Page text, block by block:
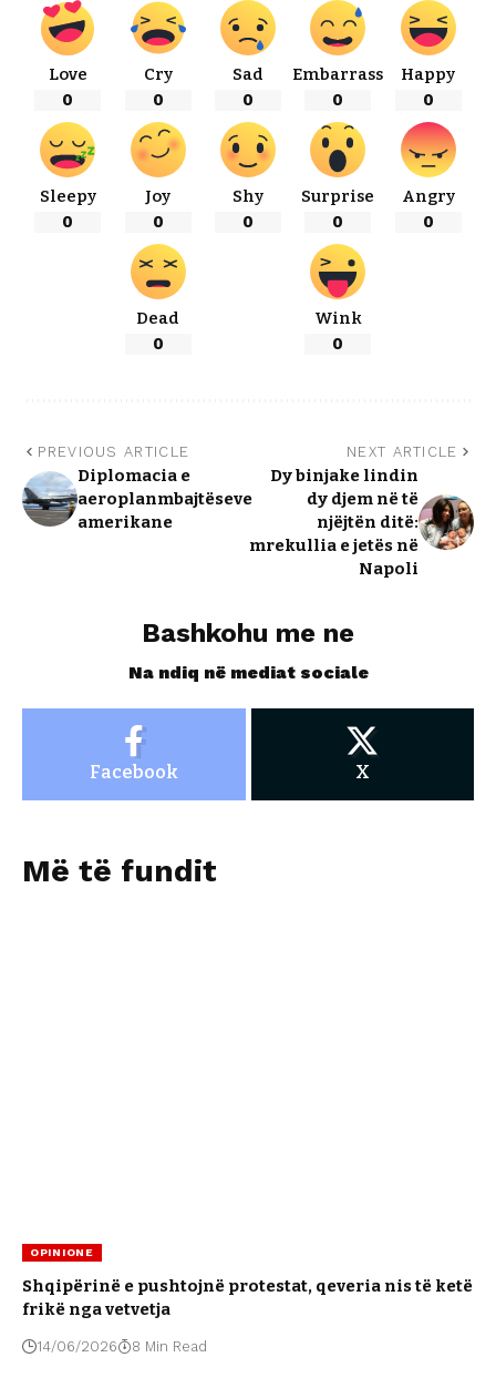
Love
0
Cry
0
Sad
0
Embarrass
0
Happy
0
Sleepy
0
Joy
0
Shy
0
Surprise
0
Angry
0
Dead
0
Wink
0
PREVIOUS ARTICLE
Diplomacia e
aeroplanmbajtëseve
amerikane
NEXT ARTICLE
Dy binjake lindin
dy djem në të
njëjtën ditë:
mrekullia e jetës në
Napoli
Bashkohu me ne
Na ndiq në mediat sociale
Facebook X
Më të fundit
OPINIONE
Shqipërinë e pushtojnë protestat, qeveria nis të ketë
frikë nga vetvetja
14/06/2026 8 Min Read